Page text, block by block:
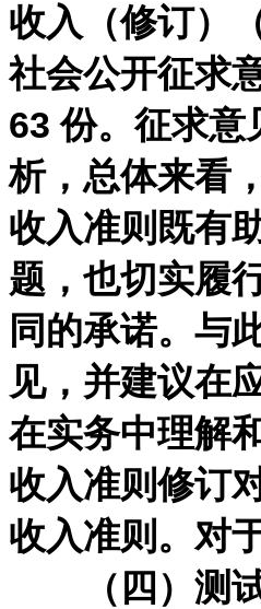
收入（修订）
社会公开征求
63 份。征求意
析，总体来看
收入准则既有
题，也切实履
同的承诺。与
见，并建议在
在实务中理解
收入准则修订
收入准则。对
（四）测试